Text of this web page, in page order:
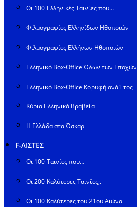
Οι 100 Ελληνικές Ταινίες που…
Φιλμογραφίες Ελληνίδων Ηθοποιών
Φιλμογραφίες Ελλήνων Ηθοποιών
Ελληνικό Box-Office Όλων των Εποχών
Ελληνικό Box-Office Κορυφή ανά Έτος
Κύρια Ελληνικά Βραβεία
Η Ελλάδα στα Όσκαρ
F-ΛΙΣΤΕΣ
Οι 100 Ταινίες που…
Οι 200 Καλύτερες Ταινίες;.
Οι 100 Καλύτερες του 21ου Αιώνα